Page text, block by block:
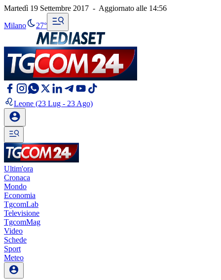
Martedì 19 Settembre 2017 - Aggiornato alle 14:56
Milano 27°
Leone (23 Lug - 23 Ago)
Ultim'ora
Cronaca
Mondo
Economia
TgcomLab
Televisione
TgcomMag
Video
Schede
Sport
Meteo